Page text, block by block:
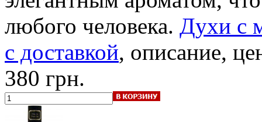
любого человека. Духи с
с доставкой, описание,
380 грн.